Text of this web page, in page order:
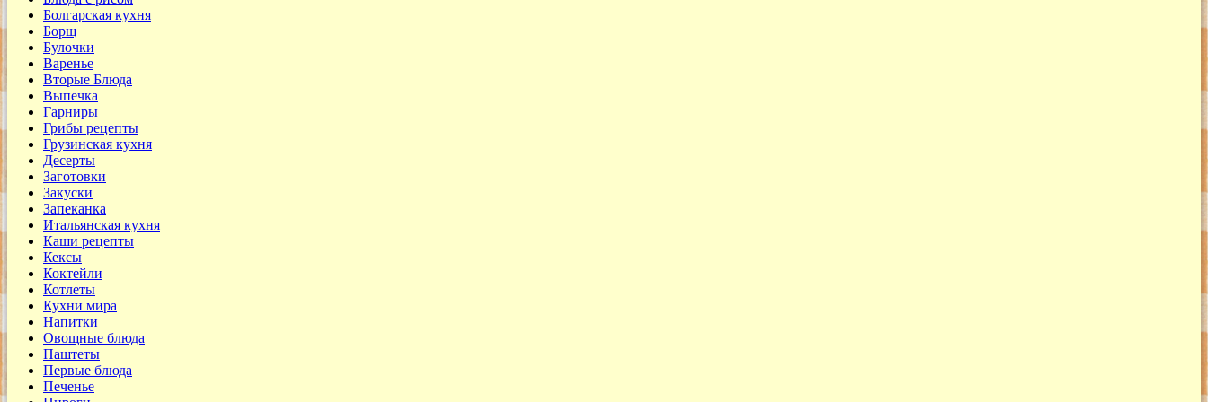
Болгарская кухня
Борщ
Булочки
Варенье
Вторые Блюда
Выпечка
Гарниры
Грибы рецепты
Грузинская кухня
Десерты
Заготовки
Закуски
Запеканка
Итальянская кухня
Каши рецепты
Кексы
Коктейли
Котлеты
Кухни мира
Напитки
Овощные блюда
Паштеты
Первые блюда
Печенье